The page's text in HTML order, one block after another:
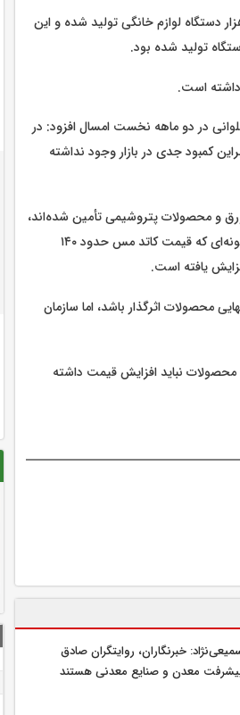
افزود: در دو ماهه ابتدایی سال ۱۴۰۵ نیز حدود یک میلیون و ۵۰۰ هزار دستگاه لوازم خانگی تولید شده و این
داشته است.
کوله‌بری و ملوانی در دو ماهه نخست امسال افزود: در
و بنابراین کمبود جدی در بازار وجود نداشته
ورق و محصولات پتروشیمی تأمین شده‌اند،
اما در برخی مواد اولیه افزایش قیمت‌های قابل توجهی رخ داده است؛ به‌گونه‌ای که قیمت کاتد مس حدود ۱۴۰
محصولات اثرگذار باشد، اما سازمان
محصولات نباید افزایش قیمت داشته
خبرنگاران، روایتگران صادق
معدن و صنایع معدنی هستند